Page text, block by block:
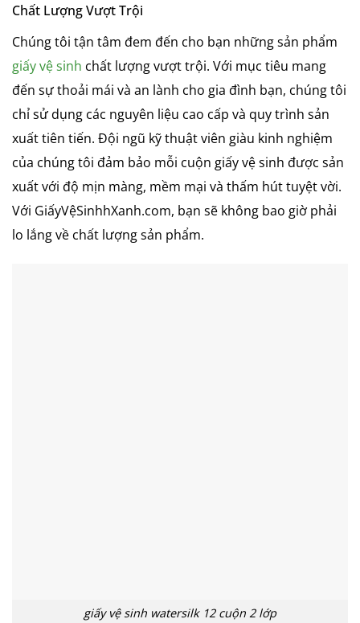
Chất Lượng Vượt Trội
Chúng tôi tận tâm đem đến cho bạn những sản phẩm
giấy vệ sinh chất lượng vượt trội. Với mục tiêu mang
đến sự thoải mái và an lành cho gia đình bạn, chúng tôi
chỉ sử dụng các nguyên liệu cao cấp và quy trình sản
xuất tiên tiến. Đội ngũ kỹ thuật viên giàu kinh nghiệm
của chúng tôi đảm bảo mỗi cuộn giấy vệ sinh được sản
xuất với độ mịn màng, mềm mại và thấm hút tuyệt vời.
Với GiấyVệSinhhXanh.com, bạn sẽ không bao giờ phải
lo lắng về chất lượng sản phẩm.
giấy vệ sinh watersilk 12 cuộn 2 lớp